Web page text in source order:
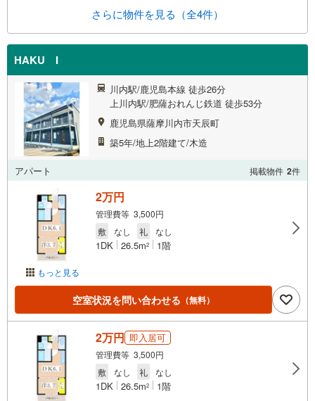
さらに物件を見る（全4件）
HAKU I
川内駅/鹿児島本線 徒歩26分
上川内駅/肥薩おれんじ鉄道 徒歩53分
鹿児島県薩摩川内市天辰町
築5年/地上2階建て/木造
アパート 掲載物件 2件
もっと見る
2万円
管理費等 3,500円
敷
なし 礼 なし
1DK 26.5m2 1階
空室状況を問い合わせる （無料）
2万円 即入居可
管理費等 3,500円
敷
なし 礼 なし
1DK 26.5m2 1階